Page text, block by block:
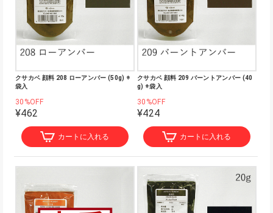
クサカベ 顔料 208 ローアンバー (50g) ※
袋入
30%OFF
¥462
カートに入れる
クサカベ 顔料 209 バーントアンバー (40
g) ※袋入
30%OFF
¥424
カートに入れる